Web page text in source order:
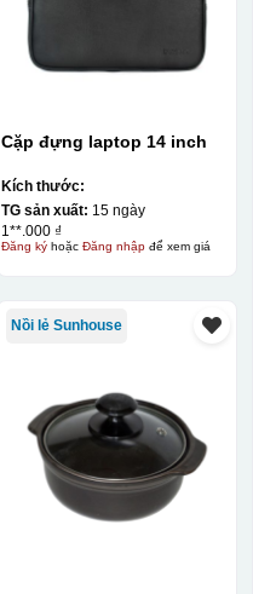
Cặp đựng laptop 14 inch
Kích thước:
TG sản xuất: 15 ngày
1**.000 ₫
Đăng kýhoặc Đăng nhậpđể xem giá
Nồi lẻ Sunhouse